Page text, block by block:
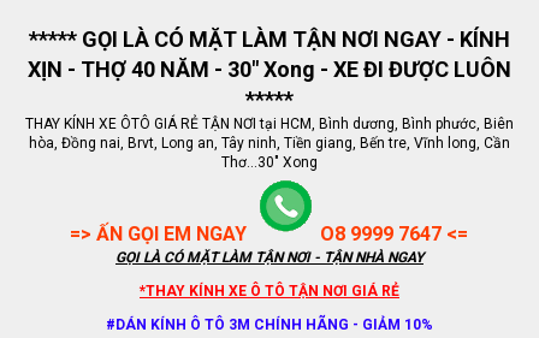
***** GỌI LÀ CÓ MẶT LÀM TẬN NƠI NGAY - KÍNH
XỊN - THỢ 40 NĂM - 30" Xong - XE ĐI ĐƯỢC LUÔN
*****
THAY KÍNH XE ÔTÔ GIÁ RẺ TẬN NƠI tại HCM, Bình dương, Bình phước, Biên
hòa, Đồng nai, Brvt, Long an, Tây ninh, Tiền giang, Bến tre, Vĩnh long, Cần
Thơ...30" Xong
=> ẤN GỌI EM NGAY O8 9999 7647 <=
GỌI LÀ CÓ MẶT LÀM TẬN NƠI - TẬN NHÀ NGAY
*THAY KÍNH XE Ô TÔ TẬN NƠI GIÁ RẺ
#DÁN KÍNH Ô TÔ 3M CHÍNH HÃNG - GIẢM 10%